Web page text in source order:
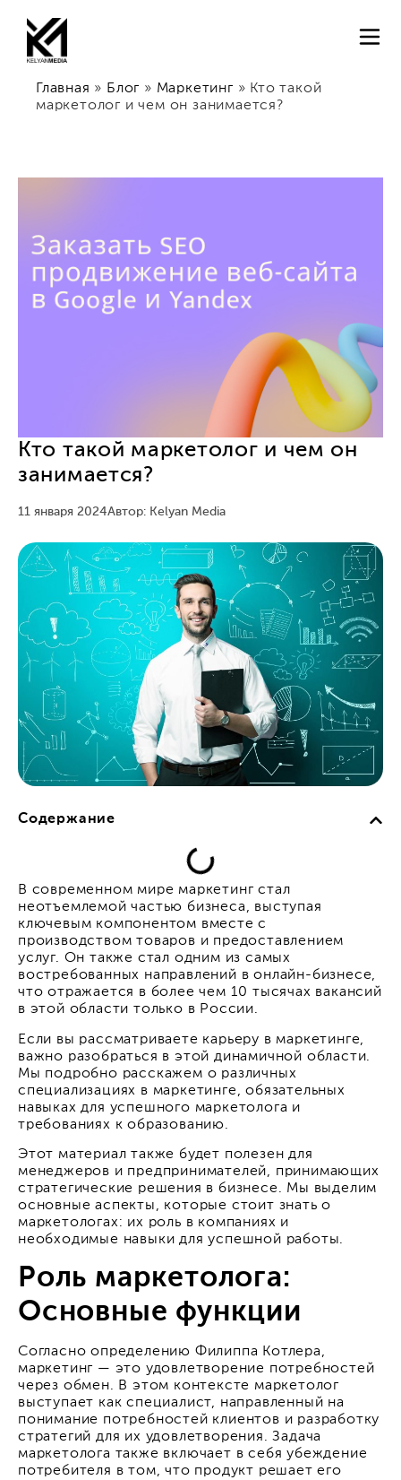
Главная » Блог » Маркетинг» Кто такой
маркетолог и чем он занимается?
Кто такой маркетолог и чем он
занимается?
11 января 2024Автор: Kelyan Media
Содержание
В современном мире маркетинг стал
неотъемлемой частью бизнеса, выступая
ключевым компонентом вместе с
производством товаров и предоставлением
услуг. Он также стал одним из самых
востребованных направлений в онлайн-бизнесе,
что отражается в более чем 10 тысячах вакансий
в этой области только в России.
Если вы рассматриваете карьеру в маркетинге,
важно разобраться в этой динамичной области.
Мы подробно расскажем о различных
специализациях в маркетинге, обязательных
навыках для успешного маркетолога и
требованиях к образованию.
Этот материал также будет полезен для
менеджеров и предпринимателей, принимающих
стратегические решения в бизнесе. Мы выделим
основные аспекты, которые стоит знать о
маркетологах: их роль в компаниях и
необходимые навыки для успешной работы.
Роль маркетолога:
Основные функции
Согласно определению Филиппа Котлера,
маркетинг — это удовлетворение потребностей
через обмен. В этом контексте маркетолог
выступает как специалист, направленный на
понимание потребностей клиентов и разработку
стратегий для их удовлетворения. Задача
маркетолога также включает в себя убеждение
потребителя в том, что продукт решает его